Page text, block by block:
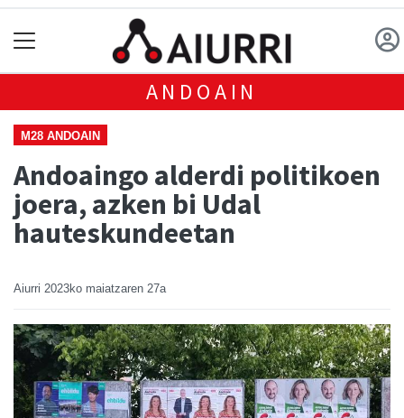
ANDOAIN
M28 ANDOAIN
Andoaingo alderdi politikoen
joera, azken bi Udal
hauteskundeetan
Aiurri 2023ko maiatzaren 27a